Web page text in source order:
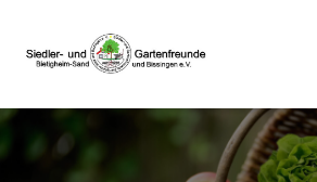
springen
Blog